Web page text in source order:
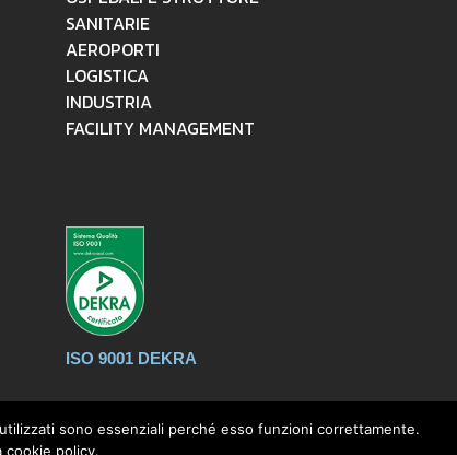
SANITARIE
AEROPORTI
LOGISTICA
INDUSTRIA
FACILITY MANAGEMENT
ISO 9001 DEKRA
sono essenziali perché esso funzioni correttamente.
cookie policy.